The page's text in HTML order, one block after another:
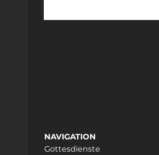
NAVIGATION
Gottesdienste